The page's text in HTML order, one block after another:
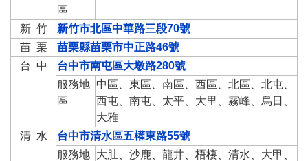
區
新 竹
新竹市北區中華路三段70號
苗 栗
苗栗縣苗栗市中正路46號
台 中
台中市南屯區大墩路280號
服務地
區
中區、東區、南區、西區、北區、北屯、
西屯、南屯、太平、大里、霧峰、烏日、
大雅
清 水
台中市清水區五權東路55號
服務地 大肚、沙鹿、龍井、梧棲、清水、大甲、